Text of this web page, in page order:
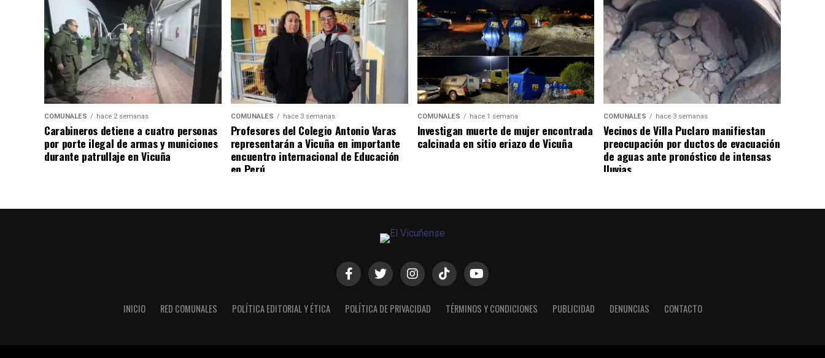
COMUNALES hace 2 semanas
Carabineros detiene a cuatro personas
por porte ilegal de armas y municiones
durante patrullaje en Vicuña
COMUNALES hace 3 semanas
Profesores del Colegio Antonio Varas
representarán a Vicuña en importante
encuentro internacional de Educación
en Perú
COMUNALES hace 1 semana
Investigan muerte de mujer encontrada
calcinada en sitio eriazo de Vicuña
COMUNALES hace 3 semanas
Vecinos de Villa Puclaro manifiestan
preocupación por ductos de evacuación
de aguas ante pronóstico de intensas
lluvias
INICIO RED COMUNALES POLÍTICA EDITORIAL Y ÉTICA POLÍTICA DE PRIVACIDAD TÉRMINOS Y CONDICIONES PUBLICIDAD DENUNCIAS CONTACTO